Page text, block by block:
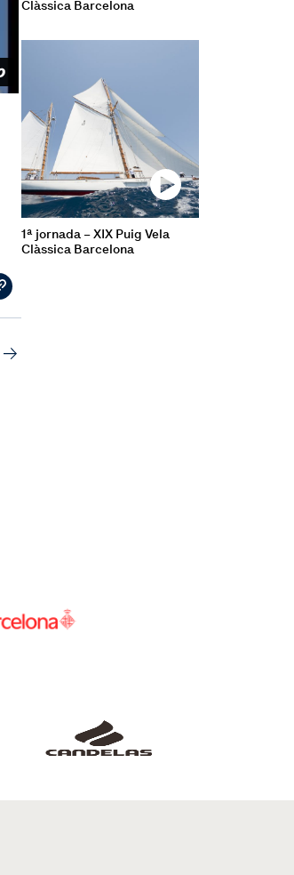
Clàssica Barcelona
1ª jornada – XIX Puig Vela
Clàssica Barcelona